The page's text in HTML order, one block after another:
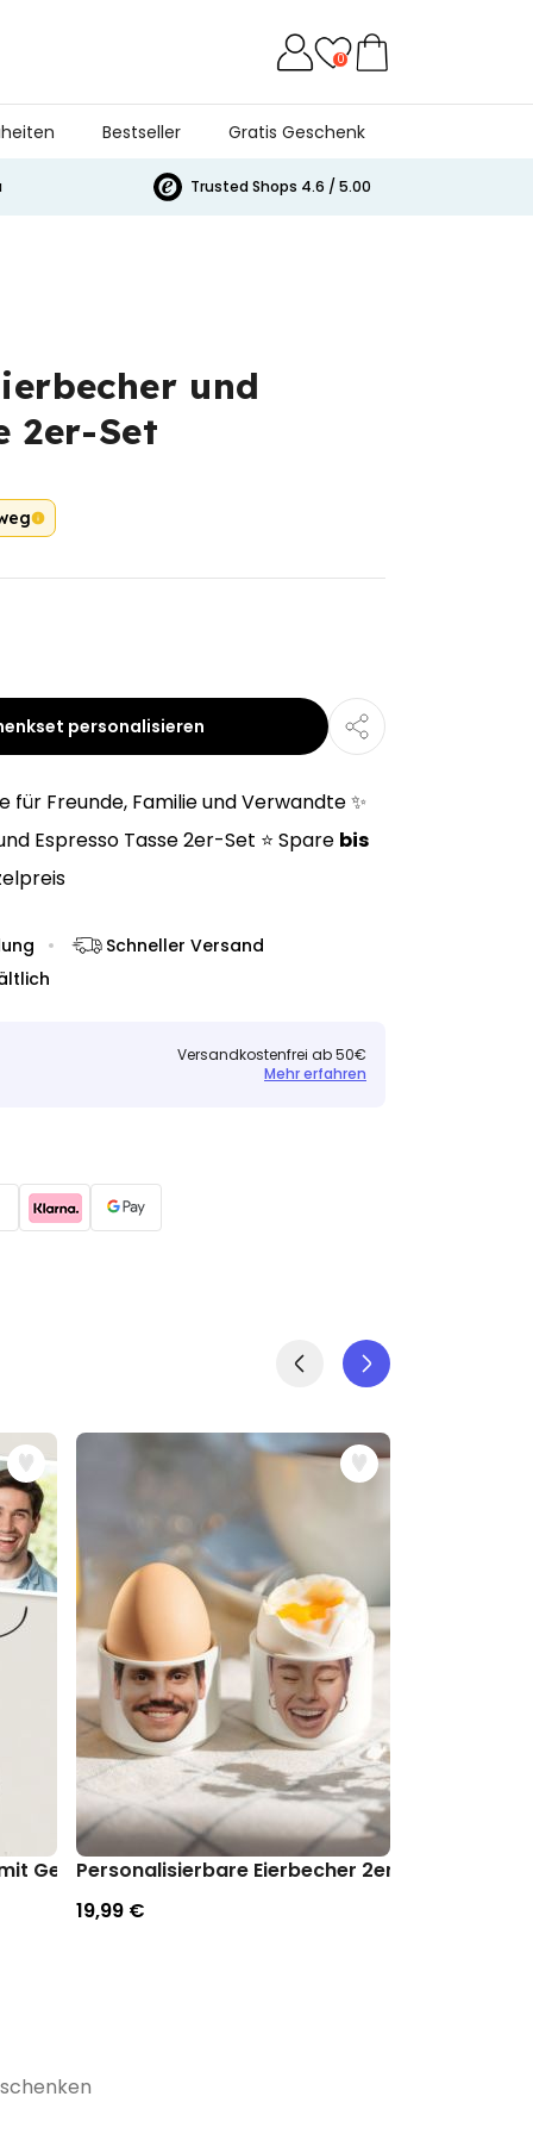
0
Bestseller Gratis Geschenk
Trusted Shops 4.6 / 5.00
und
2er-Set
personalisieren
für Freunde, Familie und Verwandte ✨
Espresso Tasse 2er-Set ⭐ Spare bis
Schneller Versand
Versandkostenfrei ab 50€
Mehr erfahren
GesichtPersonalisierbare Eierbecher 2er-Set mit
19,99 €